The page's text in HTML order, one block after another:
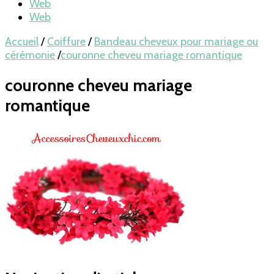
Web
Web
Accueil/ Coiffure/ Bandeau cheveux pour mariage ou
cérémonie/couronne cheveu mariage romantique
couronne cheveu mariage
romantique